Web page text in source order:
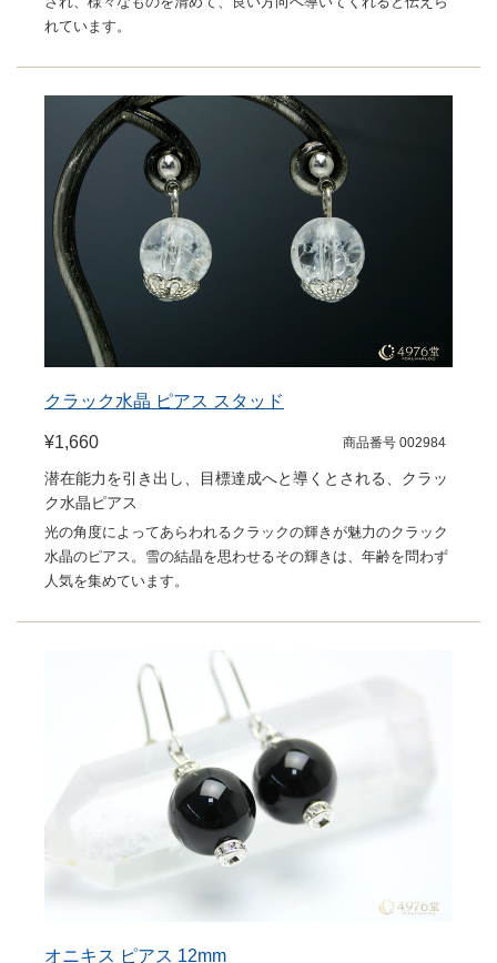
れています。
クラック水晶 ピアス スタッド
¥1,660 商品番号 002984
潜在能力を引き出し、目標達成へと導くとされる、クラッ
ク水晶ピアス
光の角度によってあらわれるクラックの輝きが魅力のクラック
水晶のピアス。雪の結晶を思わせるその輝きは、年齢を問わず
人気を集めています。
オニキス ピアス 12mm